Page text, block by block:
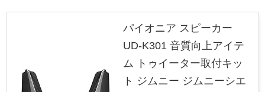
パイオニア スピーカー
UD-K301 音質向上アイテ
ム トゥイーター取付キッ
ト ジムニー ジムニーシエ